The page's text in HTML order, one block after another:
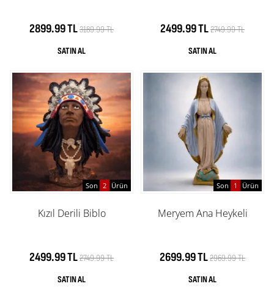
2899.99 TL3189.99 TL 2499.99 TL2749.99 TL
Son 2 Ürün
Kızıl Derili Biblo
2499.99 TL2749.99 TL
Son 1 Ürün
Meryem Ana Heykeli
2699.99 TL2969.99 TL